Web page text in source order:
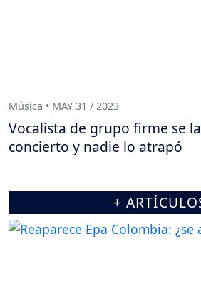
Música • MAY 31 / 2023
Vocalista de grupo firme se
concierto y nadie lo atrapó
+